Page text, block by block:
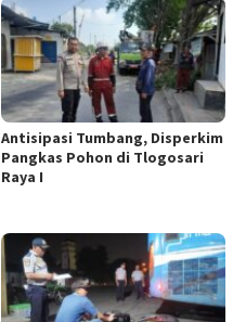
Antisipasi Tumbang, Disperkim
Pangkas Pohon di Tlogosari
Raya I